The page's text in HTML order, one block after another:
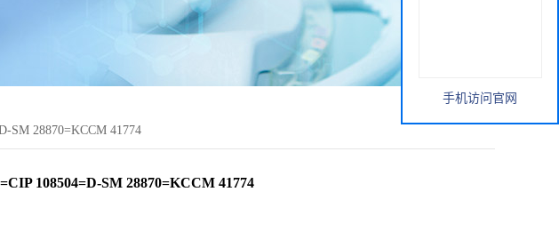
SM 28870=KCCM 41774
108504=D-SM 28870=KCCM 41774
手机访问官网